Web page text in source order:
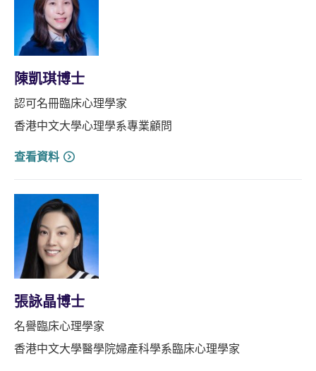
陳凱琪博士
認可名冊臨床心理學家
香港中文大學心理學系專業顧問
查看資料
張詠晶博士
名譽臨床心理學家
香港中文大學醫學院婦產科學系臨床心理學家